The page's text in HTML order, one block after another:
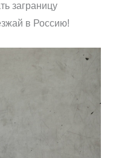
заграницу
в Россию!